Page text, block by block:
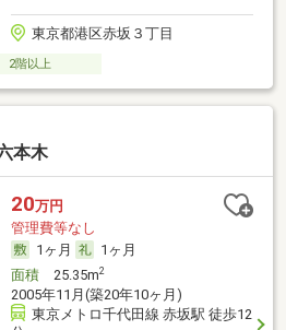
東京都港区赤坂３丁目
2階以上
本木
20万円
管理費等なし
1ヶ月
1ヶ月
面積25.35m2
2005年11月(築20年10ヶ月)
東京メトロ千代田線 赤坂駅 徒歩12